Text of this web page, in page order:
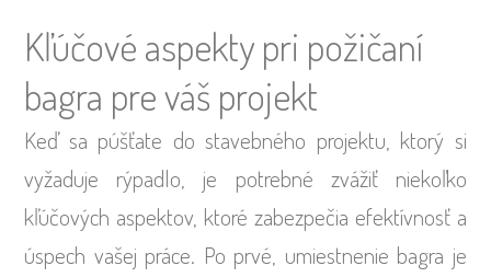
Kľúčové aspekty pri požičaní
bagra pre váš projekt
Keď sa púšťate do stavebného projektu, ktorý si
vyžaduje rýpadlo, je potrebné zvážiť niekoľko
kľúčových aspektov, ktoré zabezpečia efektívnosť a
úspech vašej práce. Po prvé, umiestnenie bagra je